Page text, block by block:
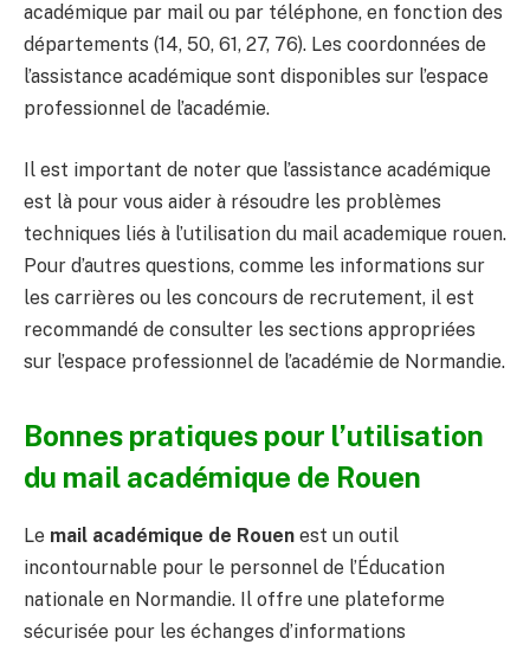
académique par mail ou par téléphone, en fonction des
départements (14, 50, 61, 27, 76). Les coordonnées de
l’assistance académique sont disponibles sur l’espace
professionnel de l’académie.
Il est important de noter que l’assistance académique
est là pour vous aider à résoudre les problèmes
techniques liés à l’utilisation du mail academique rouen.
Pour d’autres questions, comme les informations sur
les carrières ou les concours de recrutement, il est
recommandé de consulter les sections appropriées
sur l’espace professionnel de l’académie de Normandie.
Bonnes pratiques pour l’utilisation
du mail académique de Rouen
Le mail académique de Rouen est un outil
incontournable pour le personnel de l’Éducation
nationale en Normandie. Il offre une plateforme
sécurisée pour les échanges d’informations